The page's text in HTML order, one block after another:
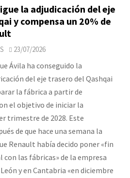
la adjudicación del eje
y compensa un 20% de
23/07/2026
Ávila ha conseguido la
del eje trasero del Qashqai
la fábrica a partir de
el objetivo de iniciar la
trimestre de 2028. Este
de que hace una semana la
Renault había decido poner «fin
con las fábricas» de la empresa
y en Cantabria «en diciembre